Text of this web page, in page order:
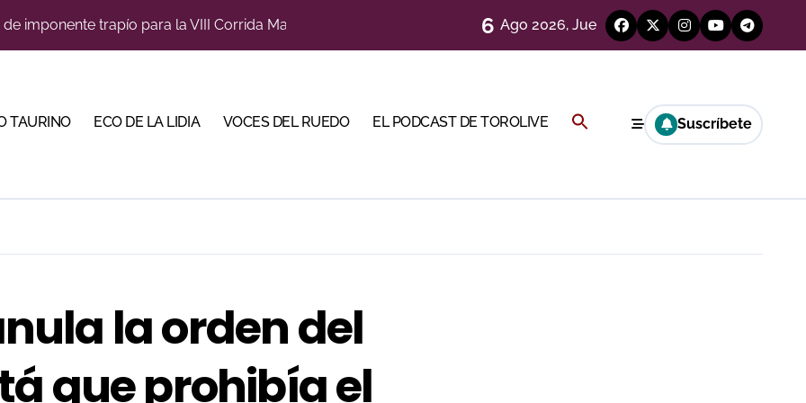
nombre entre los novilleros con mayor proyección
jiennense Valentín Rivas
Puertas Grandes de Madrid en una feria de alto nivel
corrida de gran trapío para la despedida de Víctor Puerto en Ciudad Real (Vídeo)
6 Ago 2026, Jue
TAURINO ECO DE LA LIDIA VOCES DEL RUEDO EL PODCAST DE TOROLIVE Buscar: Suscríbete
la orden del
que prohibía el